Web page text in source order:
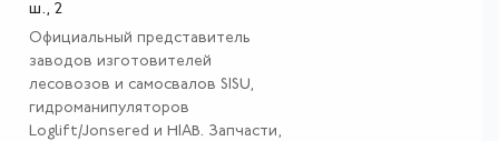
ш., 2
Официальный представитель
заводов изготовителей
лесовозов и самосвалов SISU,
гидроманипуляторов
Loglift/Jonsered и HIAB. Запчасти,